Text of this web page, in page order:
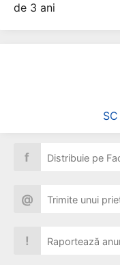
de 3 ani
f Distribuie pe
@ Trimite unui
! Raportează